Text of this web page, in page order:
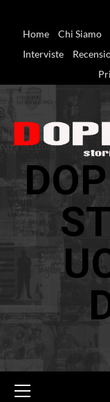
Home
Chi Siamo
Interviste
principale